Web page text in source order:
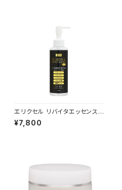
エリクセル リバイタエッセンスP
ro 150ml
¥7,800